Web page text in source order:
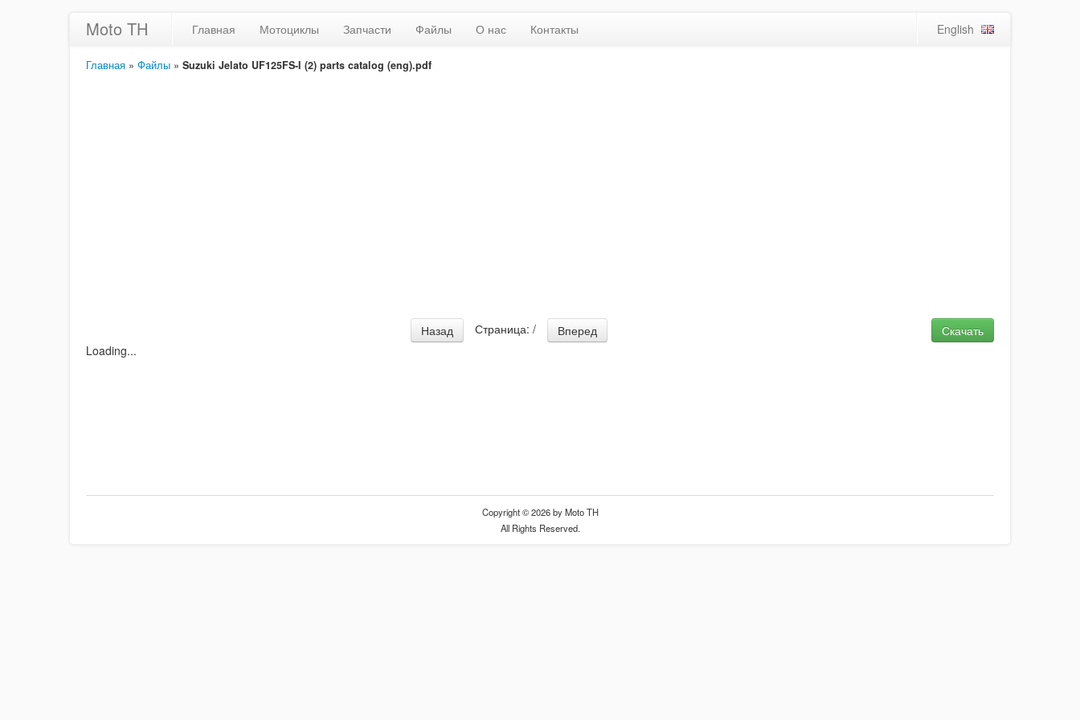
Moto TH Главная Мотоциклы Запчасти Файлы О нас Контакты English
Главная » Файлы » Suzuki Jelato UF125FS-I (2) parts catalog (eng).pdf
Назад Страница: / Вперед
Скачать
Loading...
Copyright © 2026 by Moto TH
All Rights Reserved.